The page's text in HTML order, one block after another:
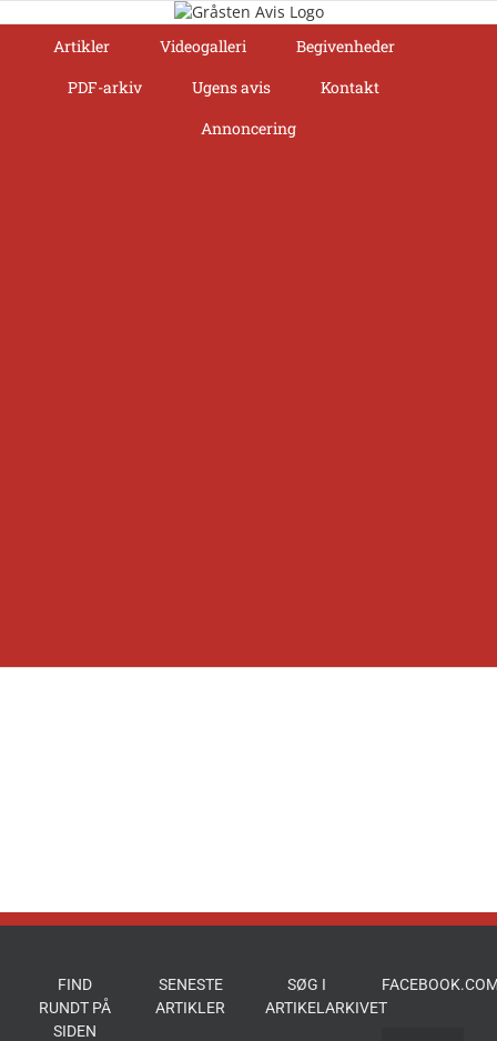
to
contentArtikler Videogalleri
Begivenheder
PDF-arkiv
Ugens avis
Kontakt
Annoncering
FIND
RUNDT PÅ
SIDEN
SENESTE
ARTIKLER
SØG I
ARTIKELARKIVET